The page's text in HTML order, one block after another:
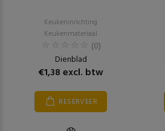
Keukeninrichting
Keukenmateriaal
(0)
Dienblad
€1,38 excl. btw
RESERVEER